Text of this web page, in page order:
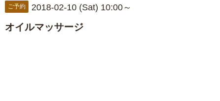
ご予約 2018-02-10 (Sat) 10:00～
オイルマッサージ